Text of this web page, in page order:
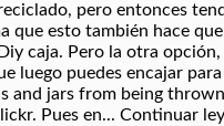
pero entonces
que esto también hace
caja. Pero la otra
luego puedes encajar
and jars from being
Pues en... Continuar